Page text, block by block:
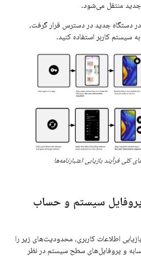
منتقل می‌شود.
در دستگاه جدید در دسترس قرار گرفت،
سیستم کاربر استفاده کنید.
کلی فرآیند بازیابی اعتبارنامه‌ها
سیستم و حساب
اطلاعات کاربری، محدودیت‌های زیر را
و پروفایل‌های سطح سیستم در نظر